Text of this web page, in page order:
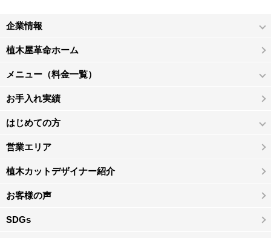
企業情報
植木屋革命ホーム
メニュー（料金一覧）
お手入れ実績
はじめての方
営業エリア
植木カットデザイナー紹介
お客様の声
SDGs